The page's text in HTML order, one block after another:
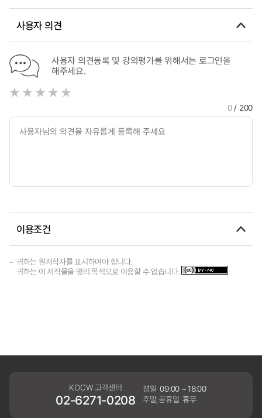
사용자 의견
사용자 의견등록 및 강의평가를 위해서는 로그인을
해주세요.
0/ 200
이용조건
귀하는 원저작자를 표시하여야 합니다.
귀하는 이 저작물을 영리 목적으로 이용할 수 없습니다.
KOCW 고객센터
02-6271-0208
평일 09:00 ~ 18:00
주말,공휴일 휴무